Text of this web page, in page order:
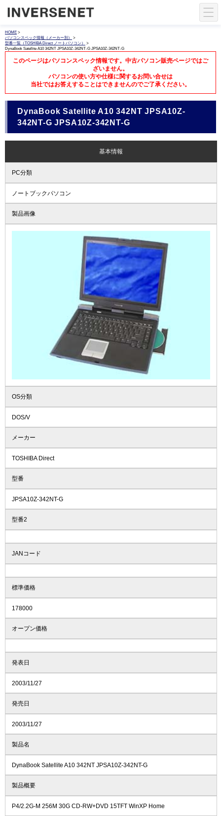
HOME >
パソコンスペック情報（メーカー別）
>
型番一覧（TOSHIBA Direct ノートパソコン）
>
DynaBook Satellite A10 342NT JPSA10Z-342NT-G JPSA10Z-342NT-G
このページはパソコンスペック情報です。中古パソコン販売ページではご
ざいません。
パソコンの使い方や仕様に関するお問い合せは
当社ではお答えすることはできませんのでご了承ください。
DynaBook Satellite A10 342NT JPSA10Z-
342NT-G JPSA10Z-342NT-G
基本情報
PC分類
ノートブックパソコン
製品画像
OS分類
DOS/V
メーカー
TOSHIBA Direct
型番
JPSA10Z-342NT-G
型番2
JANコード
標準価格
178000
オープン価格
発表日
2003/11/27
発売日
2003/11/27
製品名
DynaBook Satellite A10 342NT JPSA10Z-342NT-G
製品概要
P4/2.2G-M 256M 30G CD-RW+DVD 15TFT WinXP Home